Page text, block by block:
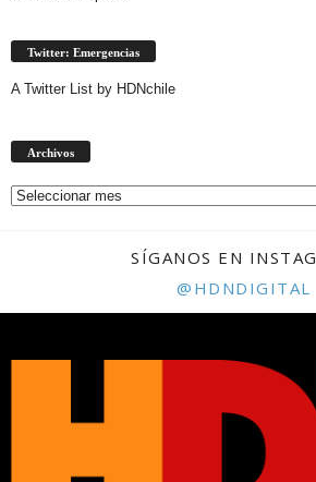
Twitter: Emergencias
A Twitter List by HDNchile
Archivos
SÍGANOS EN
@HDNDIGITAL